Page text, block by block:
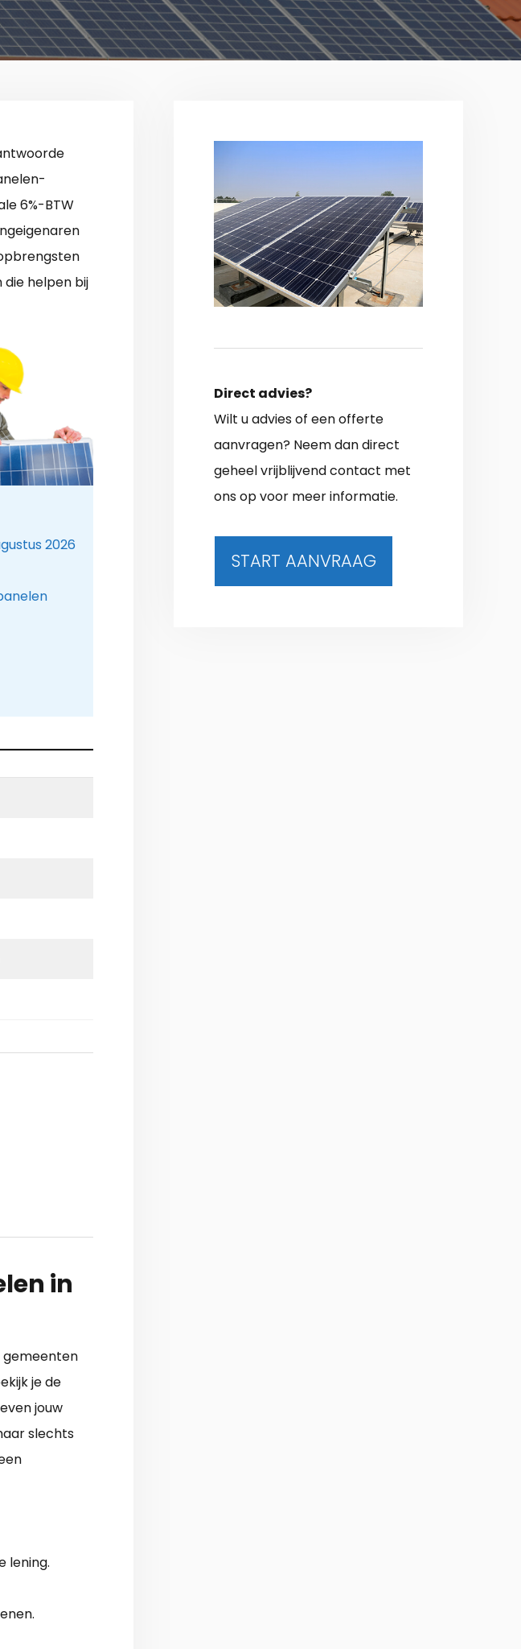
6%-BTW
die helpen bij
2026
in
gemeenten
je de
jouw
slechts
lening.
Direct advies?
Wilt u advies of een offerte
aanvragen? Neem dan direct
geheel vrijblijvend contact met
ons op voor meer informatie.
START AANVRAAG